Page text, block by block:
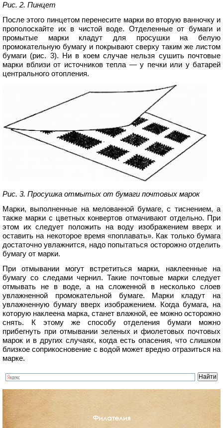
Рис. 2. Пинцет
После этого пинцетом перенесите марки во вторую ванночку и
прополоскайте их в чистой воде. Отделенные от бумаги и
промытые марки кладут для просушки на белую
промокательную бумагу и покрывают сверху таким же листом
бумаги (рис. 3). Ни в коем случае нельзя сушить почтовые
марки вблизи от источников тепла — у печки или у батарей
центрального отопления.
Рис. 3. Просушка отмытых от бумаги почтовых марок
Марки, выполненные на мелованной бумаге, с тиснением, а
также марки с цветных конвертов отмачивают отдельно. При
этом их следует положить на воду изображением вверх и
оставить на некоторое время «поплавать». Как только бумага
достаточно увлажнится, надо попытаться осторожно отделить
бумагу от марки.
При отмывании могут встретиться марки, наклеенные на
бумагу со следами чернил. Такие почтовые марки следует
отмывать не в воде, а на сложенной в несколько слоев
увлажненной промокательной бумаге. Марки кладут на
увлажненную бумагу вверх изображением. Когда бумага, на
которую наклеена марка, станет влажной, ее можно осторожно
снять. К этому же способу отделения бумаги можно
прибегнуть при отмывании зеленых и фиолетовых почтовых
марок и в других случаях, когда есть опасения, что слишком
близкое соприкосновение с водой может вредно отразиться на
марке.
Филателия